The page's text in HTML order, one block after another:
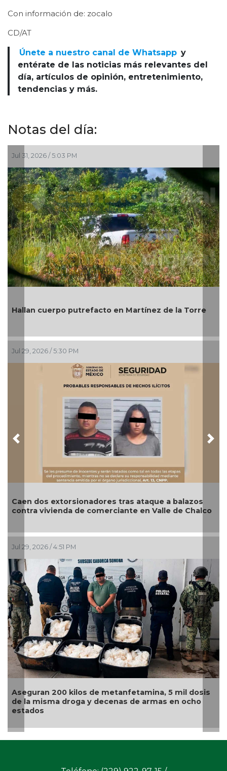
Con información de: zocalo
CD/AT
Únete a nuestro canal de Whatsapp y
entérate de las noticias más relevantes del
día, artículos de opinión, entretenimiento,
tendencias y más.
Notas del día:
Jul 31, 2026 / 5:03 PM
Hallan cuerpo putrefacto en Martínez de la Torre
Jul 29, 2026 / 5:30 PM
Caen dos extorsionadores tras ataque a balazos
contra vivienda de comerciante en Valle de Chalco
Jul 29, 2026 / 4:51 PM
Aseguran 200 kilos de metanfetamina, 5 mil dosis
de la misma droga y decenas de armas en ocho
estados
Previous